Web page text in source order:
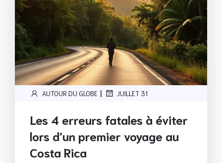
AUTOUR DU GLOBE | JUILLET 31
Les 4 erreurs fatales à éviter
lors d’un premier voyage au
Costa Rica